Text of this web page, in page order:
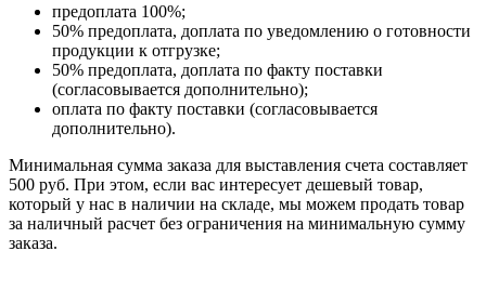
предоплата 100%;
50% предоплата, доплата по уведомлению о готовности
продукции к отгрузке;
50% предоплата, доплата по факту поставки
(согласовывается дополнительно);
оплата по факту поставки (согласовывается
дополнительно).
Минимальная сумма заказа для выставления счета составляет
500 руб. При этом, если вас интересует дешевый товар,
который у нас в наличии на складе, мы можем продать товар
за наличный расчет без ограничения на минимальную сумму
заказа.